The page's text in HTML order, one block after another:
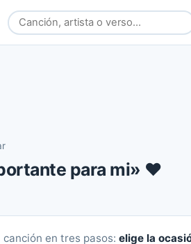
para mi» ❤️
en tres pasos: elige la